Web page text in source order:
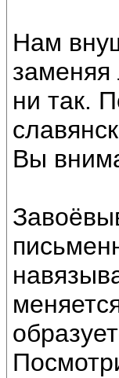
Нам
ни так.
Вы